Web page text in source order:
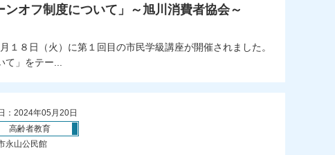
ンオフ制度について」～旭川消費者協会～
１８日（火）に第１回目の市民学級講座が開催されました。
」をテー...
：2024年05月20日
高齢者教育
永山公民館